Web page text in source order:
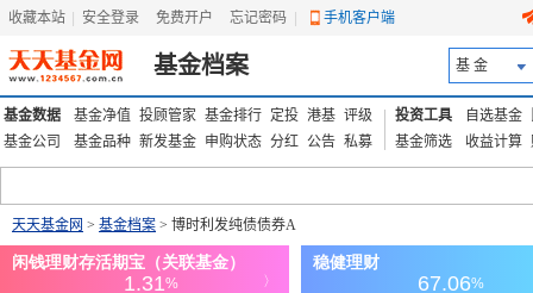
收藏本站 安全登录 免费开户 忘记密码 手机客户端
基金档案 基 金
基金数据 基金净值 投顾管家 基金排行 定投 港基 评级
基金公司
基金品种 新发基金 申购状态 分红 公告 私募
投资工具 自选基金
基金筛选
收益计算
天天基金网 > 基金档案 > 博时利发纯债债券A